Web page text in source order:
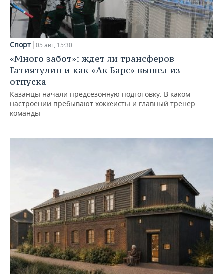
Спорт 05 авг, 15:30
«Много забот»: ждет ли трансферов
Гатиятулин и как «Ак Барс» вышел из
отпуска
Казанцы начали предсезонную подготовку. В каком
настроении пребывают хоккеисты и главный тренер
команды